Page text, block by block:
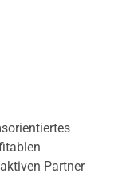
Partner